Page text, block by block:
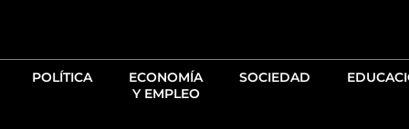
POLÍTICA
ECONOMÍA
Y EMPLEO
SOCIEDAD